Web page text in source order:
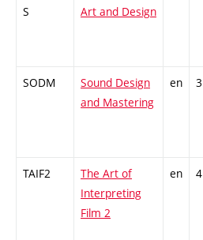
S
Art and Design
SODM
Sound Design
and Mastering
en 3
TAIF2
The Art of
Interpreting
Film 2
en 4